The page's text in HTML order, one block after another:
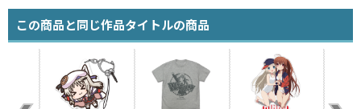
この商品と同じ作品タイトルの商品